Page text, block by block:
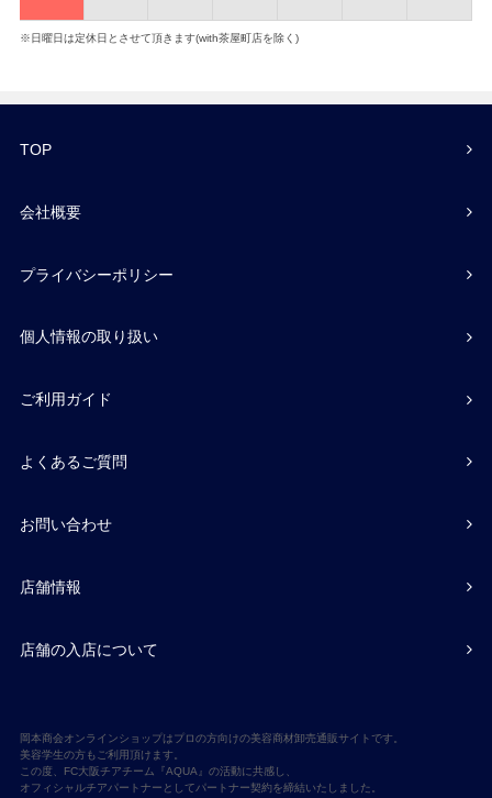
※日曜日は定休日とさせて頂きます(with茶屋町店を除く)
TOP
会社概要
プライバシーポリシー
個人情報の取り扱い
ご利用ガイド
よくあるご質問
お問い合わせ
店舗情報
店舗の入店について
岡本商会オンラインショップはプロの方向けの美容商材卸売通販サイトです。
美容学生の方もご利用頂けます。
この度、FC大阪チアチーム『AQUA』の活動に共感し、
オフィシャルチアパートナーとしてパートナー契約を締結いたしました。